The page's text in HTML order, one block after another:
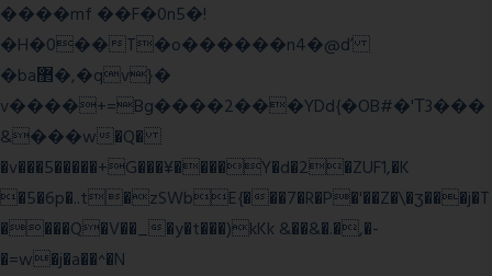
����mf ��F�0n5�!
�H�0��T�o������n4�@ď
�ba޲�,�qv}�
v����+=Bg����2���YDd{�OB#�'Τ3���
&���w�Q�
�v���5�����+G���¥����Y�d�2�ZUF1,�K
�5�6p�..t�zSWbE{���7�R�P�'��Z�\�ʒ���j�T
����Q�V��_�y�t���)kKk &��&�.�,�-
�=w�j�a��^�N